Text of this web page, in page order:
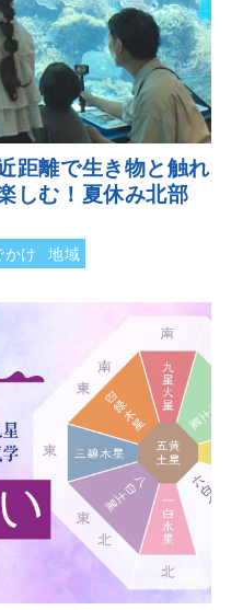
距離で生き物と触れ
しむ！夏休み北部
かけ 地域